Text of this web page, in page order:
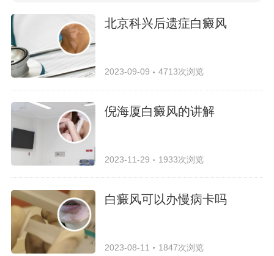
北京科兴后遗症白癜风
2023-09-09 4713次浏览
倪海厦白癜风的讲解
2023-11-29 1933次浏览
白癜风可以办慢病卡吗
2023-08-11 1847次浏览